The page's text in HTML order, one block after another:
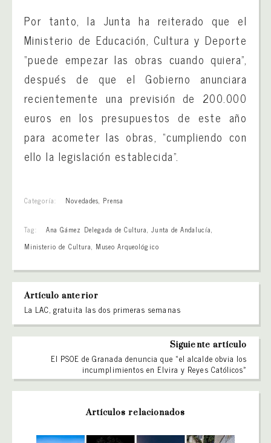
Por tanto, la Junta ha reiterado que el
Ministerio de Educación, Cultura y Deporte
“puede empezar las obras cuando quiera”,
después de que el Gobierno anunciara
recientemente una previsión de 200.000
euros en los presupuestos de este año
para acometer las obras, “cumpliendo con
ello la legislación establecida”.
Categoría: Novedades Prensa
Tag: Ana Gámez Delegada de Cultura ,Junta de Andalucía
Ministerio de Cultura Museo Arqueológico
Artículo anterior
La LAC, gratuita las dos primeras semanas
Siguiente artículo
El PSOE de Granada denuncia que «el alcalde obvia los
incumplimientos en Elvira y Reyes Católicos»
Artículos relacionados